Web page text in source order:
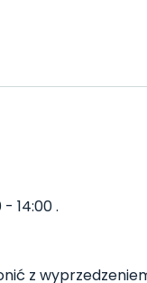
14:00 .
z